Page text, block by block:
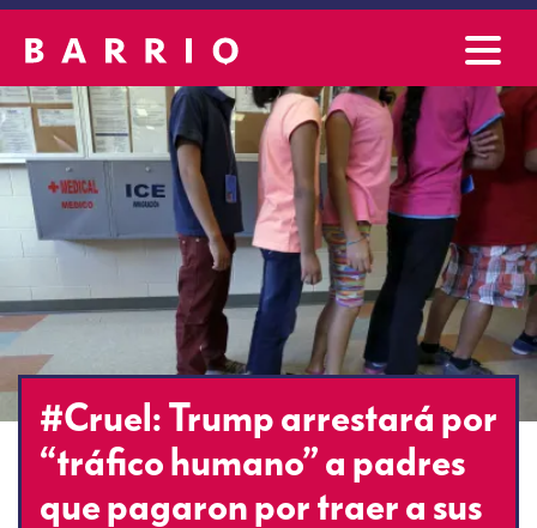
#Cruel: Trump arrestará por
“tráfico humano” a padres
que pagaron por traer a sus